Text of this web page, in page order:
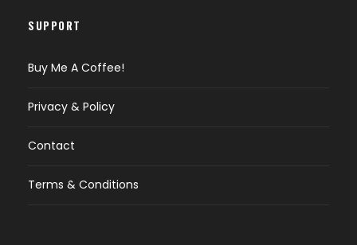
SUPPORT
Buy Me A Coffee!
Privacy & Policy
Contact
Terms & Conditions